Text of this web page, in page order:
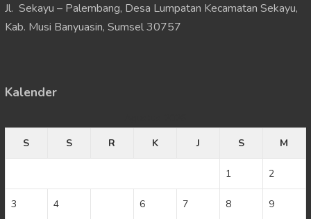
Jl. Sekayu – Palembang, Desa Lumpatan Kecamatan Sekayu,
Kab. Musi Banyuasin, Sumsel 30757
Kalender
S
S R K J S M
1 2
3 4 6 7 8 9